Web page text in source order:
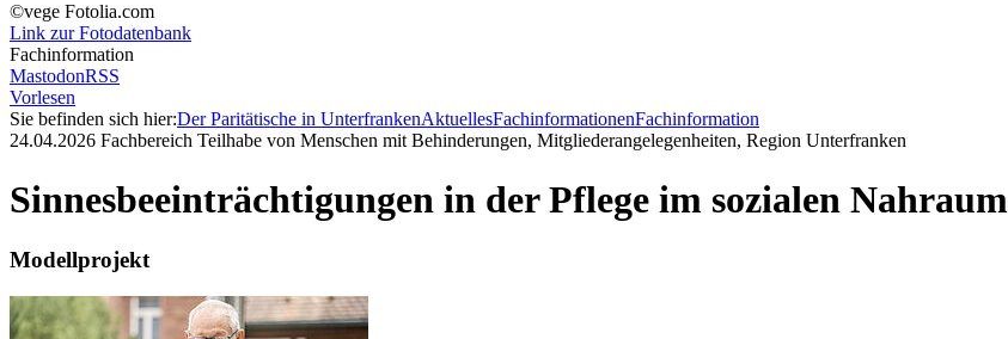
©vege Fotolia.com
Link zur Fotodatenbank
Fachinformation
MastodonRSS
Vorlesen
Sie befinden sich hier:Der Paritätische in UnterfrankenAktuellesFachinformationenFachinformation
24.04.2026 Fachbereich Teilhabe von Menschen mit Behinderungen, Mitgliederangelegenheiten, Region Unterfranken
Sinnesbeeinträchtigungen in der Pflege im sozialen Nahraum
Modellprojekt